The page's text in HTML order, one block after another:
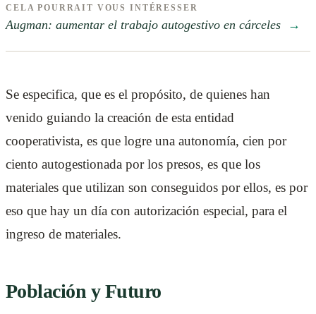
CELA POURRAIT VOUS INTÉRESSER
Augman: aumentar el trabajo autogestivo en cárceles →
Se especifica, que es el propósito, de quienes han
venido guiando la creación de esta entidad
cooperativista, es que logre una autonomía, cien por
ciento autogestionada por los presos, es que los
materiales que utilizan son conseguidos por ellos, es por
eso que hay un día con autorización especial, para el
ingreso de materiales.
Población y Futuro